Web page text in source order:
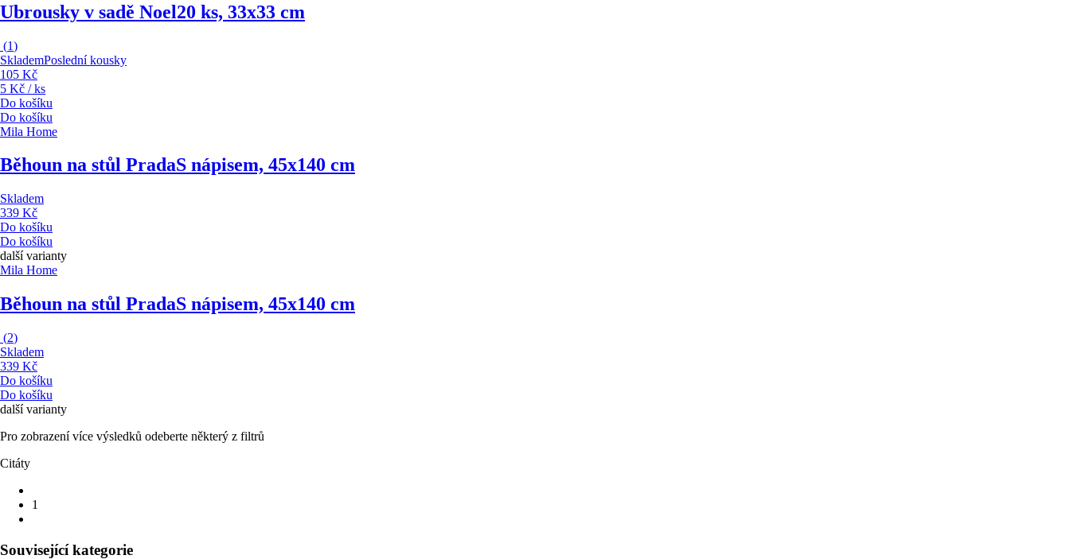
Ubrousky v sadě Noel20 ks, 33x33 cm
(1)
SklademPoslední kousky
105 Kč
5 Kč / ks
Do košíku
Do košíku
Mila Home
Běhoun na stůl PradaS nápisem, 45x140 cm
Skladem
339 Kč
Do košíku
Do košíku
další varianty
Mila Home
Běhoun na stůl PradaS nápisem, 45x140 cm
(2)
Skladem
339 Kč
Do košíku
Do košíku
další varianty
Pro zobrazení více výsledků odeberte některý z filtrů
Citáty
1
Související kategorie